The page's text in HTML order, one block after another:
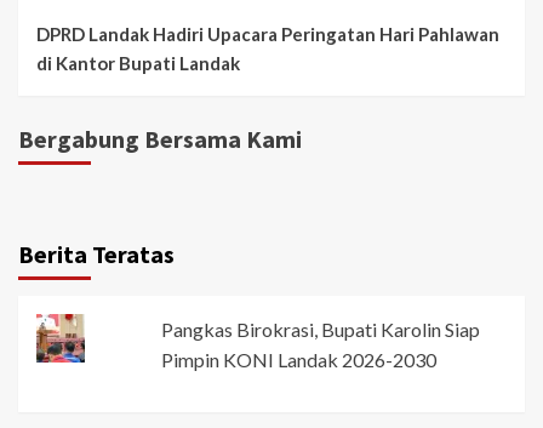
DPRD Landak Hadiri Upacara Peringatan Hari Pahlawan
di Kantor Bupati Landak
Bergabung Bersama Kami
Berita Teratas
Pangkas Birokrasi, Bupati Karolin Siap
Pimpin KONI Landak 2026-2030